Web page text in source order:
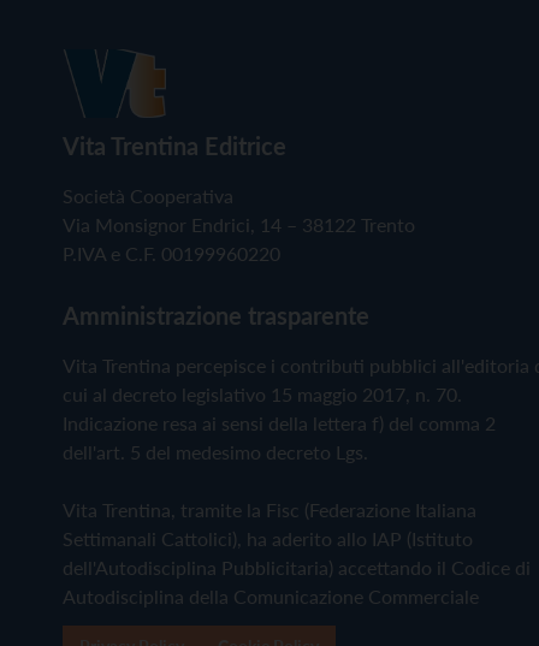
Vita Trentina Editrice
Società Cooperativa
Via Monsignor Endrici, 14 – 38122 Trento
P.IVA e C.F. 00199960220
Amministrazione trasparente
Vita Trentina percepisce i contributi pubblici all'editoria
cui al decreto legislativo 15 maggio 2017, n. 70.
Indicazione resa ai sensi della lettera f) del comma 2
dell'art. 5 del medesimo decreto Lgs.
Vita Trentina, tramite la Fisc (Federazione Italiana
Settimanali Cattolici), ha aderito allo IAP (Istituto
dell'Autodisciplina Pubblicitaria) accettando il Codice di
Autodisciplina della Comunicazione Commerciale